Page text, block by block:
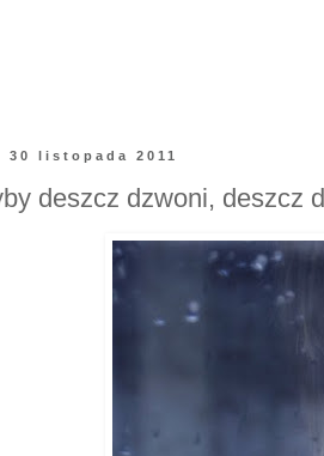
30 listopada 2011
deszcz dzwoni, deszcz